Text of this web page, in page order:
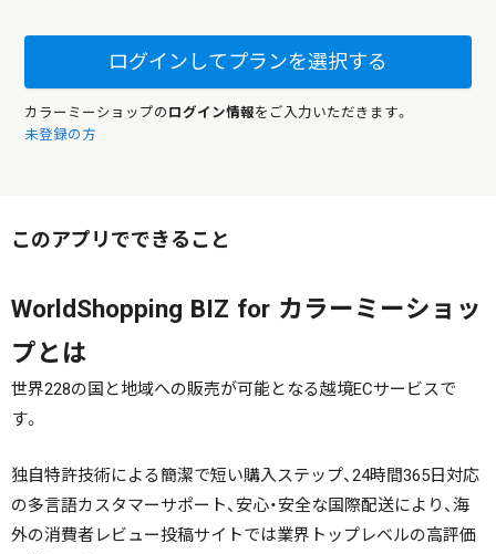
ログインしてプランを選択する
カラーミーショップの ログイン情報をご入力いただきます。
未登録の方
このアプリでできること
WorldShopping BIZ for カラーミーショッ
プとは
世界228の国と地域への販売が可能となる越境ECサービスで
す。
独自特許技術による簡潔で短い購入ステップ、24時間365日対応
の多言語カスタマーサポート、安心・安全な国際配送により、海
外の消費者レビュー投稿サイトでは業界トップレベルの高評価